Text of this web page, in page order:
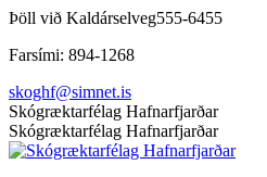
Skip
content
Þöll við Kaldárselveg555-6455
Farsími: 894-1268
skoghf@simnet.is
Facebook
page
opens
Skógræktarfélag Hafnarfjarðar
Skógræktarfélag Hafnarfjarðar